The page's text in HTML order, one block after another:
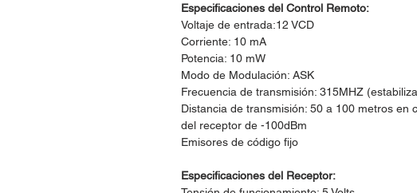
Especificaciones del Control Remoto:
Voltaje de entrada:12 VCD
Corriente: 10 mA
Potencia: 10 mW
Modo de Modulación: ASK
Frecuencia de transmisión: 315MHZ
Distancia de transmisión: 50 a 100 metros en
del receptor de -100dBm
Emisores de código fijo
Especificaciones del Receptor: